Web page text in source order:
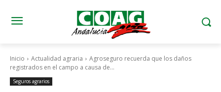
Inicio Actualidad agraria
Agroseguro recuerda que los daños
registrados en el campo a causa de...
Seguros agrarios